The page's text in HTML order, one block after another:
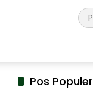
Pos Populer